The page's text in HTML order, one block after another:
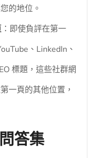
的地位。
：即使負評在第一
、LinkedIn、
標題，這些社群網
一頁的其他位置，
答集